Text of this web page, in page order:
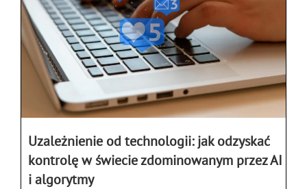
Uzależnienie od technologii: jak odzyskać
kontrolę w świecie zdominowanym przez AI
i algorytmy